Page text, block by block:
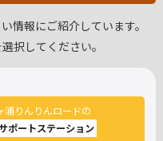
情報にご紹介しています。
択してください。
浦りんりんロードの
ポートステーション